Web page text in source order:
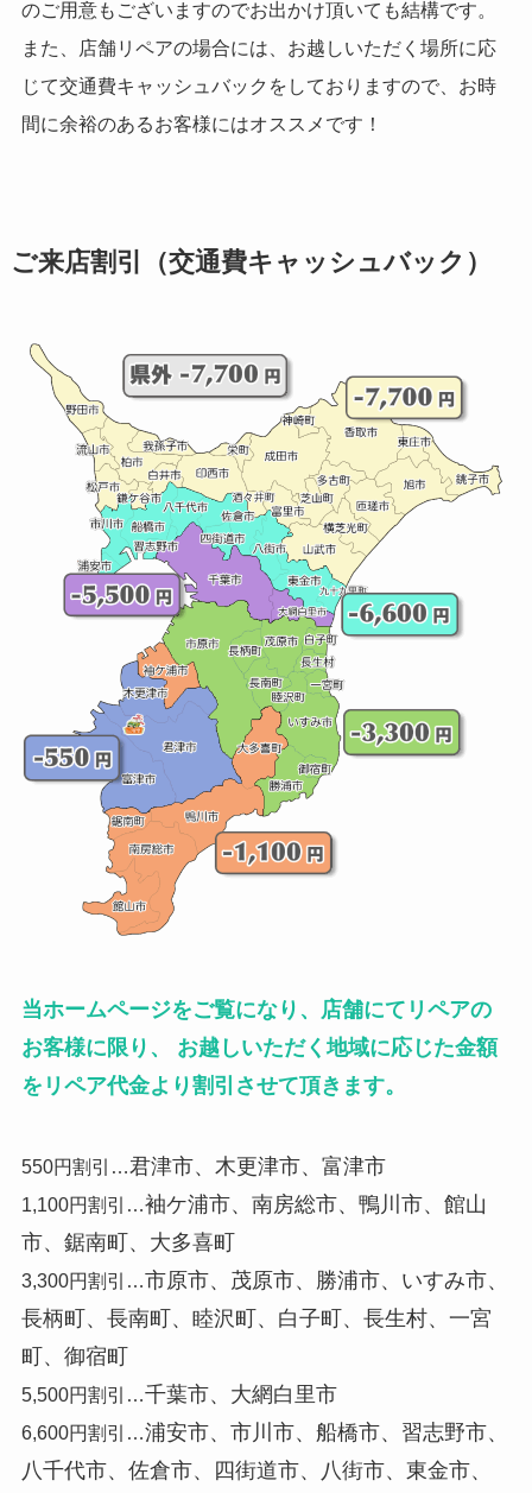
のご用意もございますのでお出かけ頂いても結構です。
また、店舗リペアの場合には、お越しいただく場所に応
じて交通費キャッシュバックをしておりますので、お時
間に余裕のあるお客様にはオススメです！
ご来店割引（交通費キャッシュバック）
当ホームページをご覧になり、店舗にてリペアの
お客様に限り、 お越しいただく地域に応じた金額
をリペア代金より割引させて頂きます。
550円割引…君津市、木更津市、富津市
1,100円割引…袖ケ浦市、南房総市、鴨川市、館山
市、鋸南町、大多喜町
3,300円割引…市原市、茂原市、勝浦市、いすみ市、
長柄町、長南町、睦沢町、白子町、長生村、一宮
町、御宿町
5,500円割引…千葉市、大網白里市
6,600円割引…浦安市、市川市、船橋市、習志野市、
八千代市、佐倉市、四街道市、八街市、東金市、